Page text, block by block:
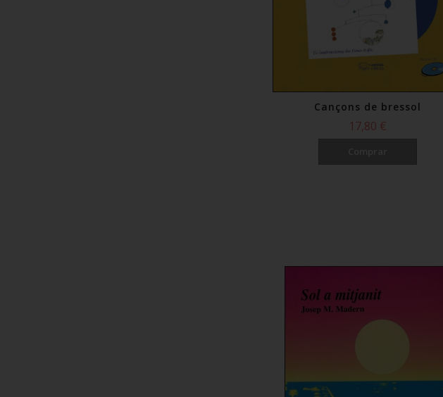
Cançons de bressol
17,80 €